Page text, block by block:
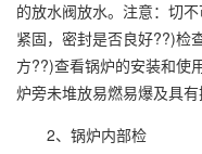
的放水阀放水。注意：切
紧固，密封是否良好??)检
方??)查看锅炉的安装和使
炉旁未堆放易燃易爆及具
2、锅炉内部检